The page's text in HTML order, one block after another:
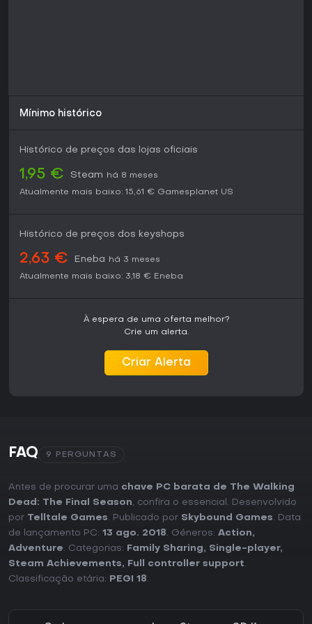
Mínimo histórico
Histórico de preços das lojas oficiais
1,95 € Steam
há 8 meses
Atualmente mais baixo: 15,61 € Gamesplanet US
Histórico de preços dos keyshops
2,63 € Eneba
há 3 meses
Atualmente mais baixo: 3,18 € Eneba
À espera de uma oferta melhor?
Crie um alerta.
Criar Alerta
FAQ 9 PERGUNTAS
Antes de procurar uma chave PC barata de The Walking
Dead: The Final Season, confira o essencial. Desenvolvido
por Telltale Games. Publicado por Skybound Games. Data
de lançamento PC: 13 ago. 2018. Géneros: Action,
Adventure. Categorias: Family Sharing, Single-player,
Steam Achievements, Full controller support.
Classificação etária:
PEGI 18.